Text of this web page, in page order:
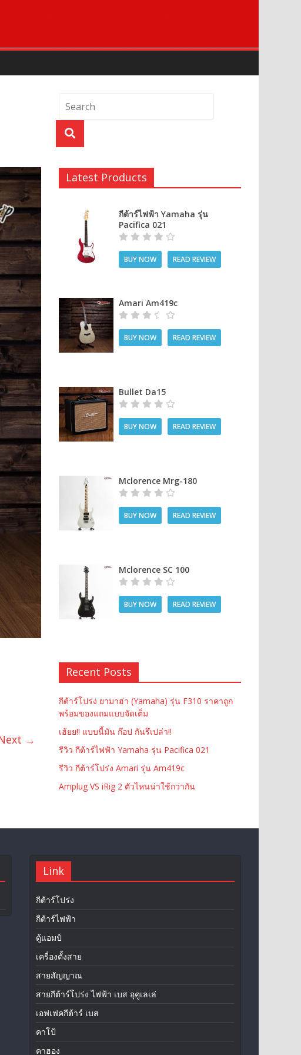
→
Latest Products
กีต้าร์ไฟฟ้า Yamaha รุ่น
Pacifica 021
BUY NOW READ REVIEW
Amari Am419c
BUY NOW READ REVIEW
Bullet Da15
BUY NOW READ REVIEW
Mclorence Mrg-180
BUY NOW READ REVIEW
Mclorence SC 100
BUY NOW READ REVIEW
Recent Posts
กีต้าร์โปร่ง ยามาฮ่า (Yamaha) รุ่น F310 ราคาถูก
พร้อมของแถมแบบจัดเต็ม
เฮ้ยย!! แบบนี้มัน ก๊อป กันรึเปล่า!!
รีวิว กีต้าร์ไฟฟ้า Yamaha รุ่น Pacifica 021
รีวิว กีต้าร์โปร่ง Amari รุ่น Am419c
Amplug VS iRig 2 ตัวไหนน่าใช้กว่ากัน
Link
กีต้าร์โปร่ง
กีต้าร์ไฟฟ้า
ตู้แอมป์
เครื่องตั้งสาย
สายสัญญาณ
สายกีต้าร์โปร่ง ไฟฟ้า เบส อุคูเลเล่
เอฟเฟคกีต้าร์ เบส
คาโป้
คาฮอง